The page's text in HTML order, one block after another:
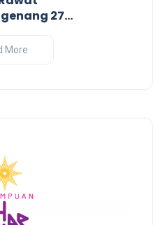
27
Massal oleh
More